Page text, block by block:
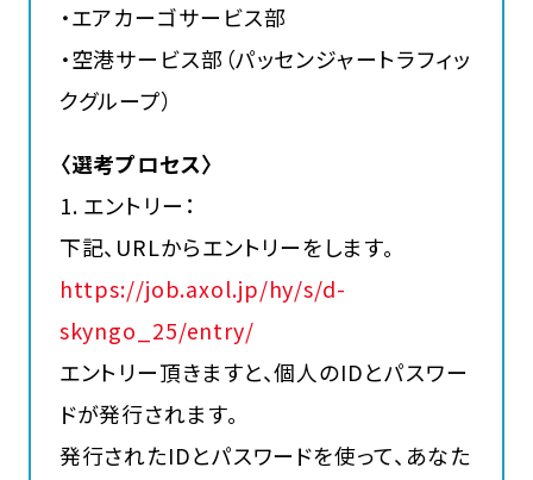
・エアカーゴサービス部
・空港サービス部（パッセンジャートラフィッ
クグループ）
〈選考プロセス〉
1. エントリー：
下記、URLからエントリーをします。
https://job.axol.jp/hy/s/d-
skyngo_25/entry/
エントリー頂きますと、個人のIDとパスワー
ドが発行されます。
発行されたIDとパスワードを使って、あなた